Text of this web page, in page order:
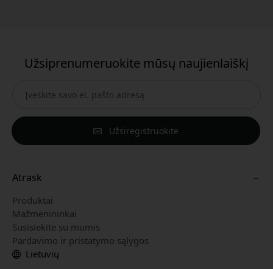
Užsiprenumeruokite mūsų naujienlaiškį
Užsiregistruokite
Atrask
Produktai
Mažmenininkai
Susisiekite su mumis
Pardavimo ir pristatymo sąlygos
Lietuvių